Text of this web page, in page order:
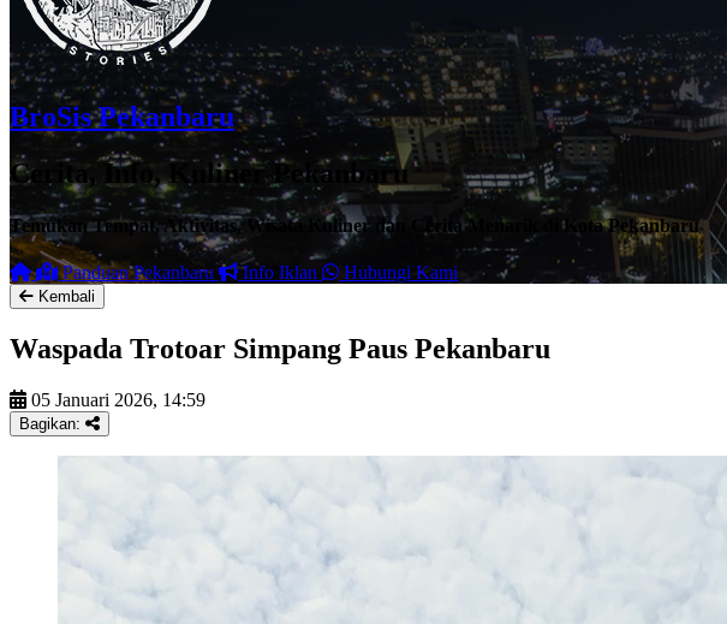
BroSis Pekanbaru
Cerita, Info, Kuliner Pekanbaru
Temukan Tempat, Aktivitas, Wisata Kuliner dan Cerita Menarik di Kota Pekanbaru
Panduan Pekanbaru Info Iklan Hubungi Kami
Kembali
Waspada Trotoar Simpang Paus Pekanbaru
05 Januari 2026, 14:59
Bagikan: